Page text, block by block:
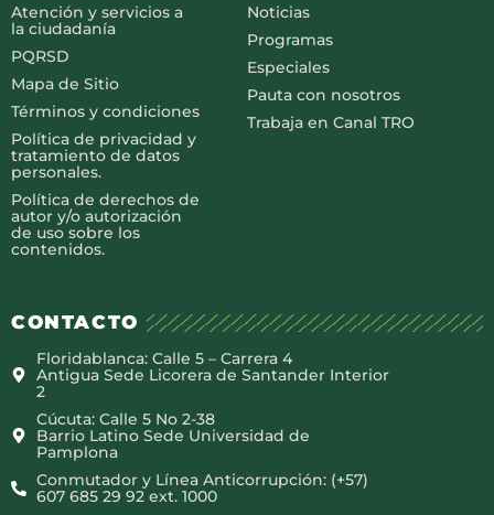
Atención y servicios a
la ciudadanía
PQRSD
Mapa de Sitio
Términos y condiciones
Política de privacidad y
tratamiento de datos
personales.
Política de derechos de
autor y/o autorización
de uso sobre los
contenidos.
Noticias
Programas
Especiales
Pauta con nosotros
Trabaja en Canal TRO
CONTACTO
Floridablanca: Calle 5 – Carrera 4
Antigua Sede Licorera de Santander Interior
2
Cúcuta: Calle 5 No 2-38
Barrio Latino Sede Universidad de
Pamplona
Conmutador y Línea Anticorrupción: (+57)
607 685 29 92 ext. 1000